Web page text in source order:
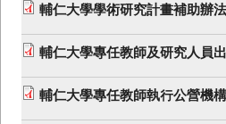
輔仁大學學術研究計畫補助辦法
輔仁大學專任教師及研究人員
輔仁大學專任教師執行公營機